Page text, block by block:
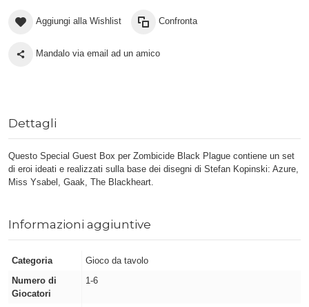
Aggiungi alla Wishlist Confronta
Mandalo via email ad un amico
Dettagli
Questo Special Guest Box per Zombicide Black Plague contiene un set
di eroi ideati e realizzati sulla base dei disegni di Stefan Kopinski: Azure,
Miss Ysabel, Gaak, The Blackheart.
Informazioni aggiuntive
Categoria
Gioco da tavolo
Numero di
Giocatori
1-6